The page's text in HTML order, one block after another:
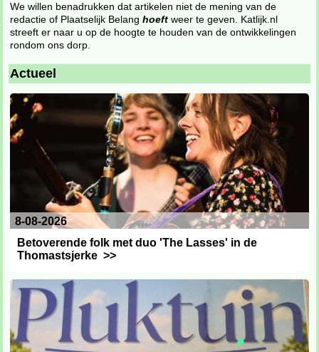
We willen benadrukken dat artikelen niet de mening van de
redactie of Plaatselijk Belanghoeft weer te geven. Katlijk.nl
streeft er naar u op de hoogte te houden van de ontwikkelingen
rondom ons dorp.
Actueel
8-08-2026
Betoverende folk met duo 'The Lasses' in de
Thomastsjerke>>